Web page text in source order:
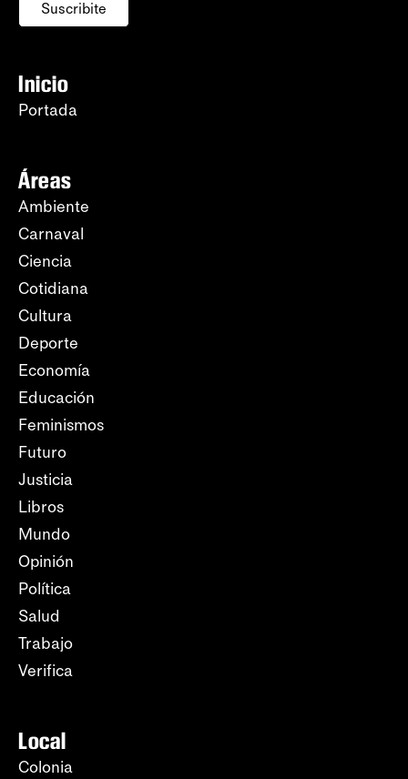
Suscribite
Inicio
Portada
Áreas
Ambiente
Carnaval
Ciencia
Cotidiana
Cultura
Deporte
Economía
Educación
Feminismos
Futuro
Justicia
Libros
Mundo
Opinión
Política
Salud
Trabajo
Verifica
Local
Colonia